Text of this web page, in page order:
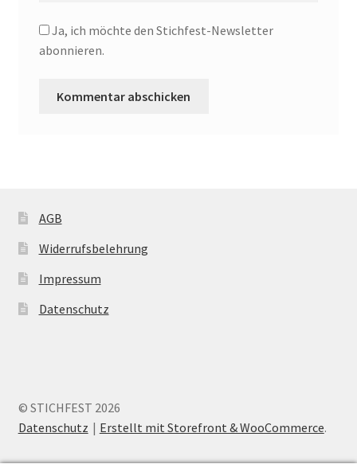
Ja, ich möchte den Stichfest-Newsletter
abonnieren.
AGB
Widerrufsbelehrung
Impressum
Datenschutz
© STICHFEST 2026
Datenschutz
Erstellt mit Storefront & WooCommerce.